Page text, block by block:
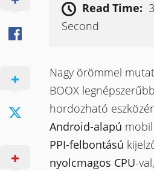
Read Time:
Second
Nagy örömmel
BOOX
hordozható
Android-alapú
PPI-felbontású
nyolcmagos CPU-